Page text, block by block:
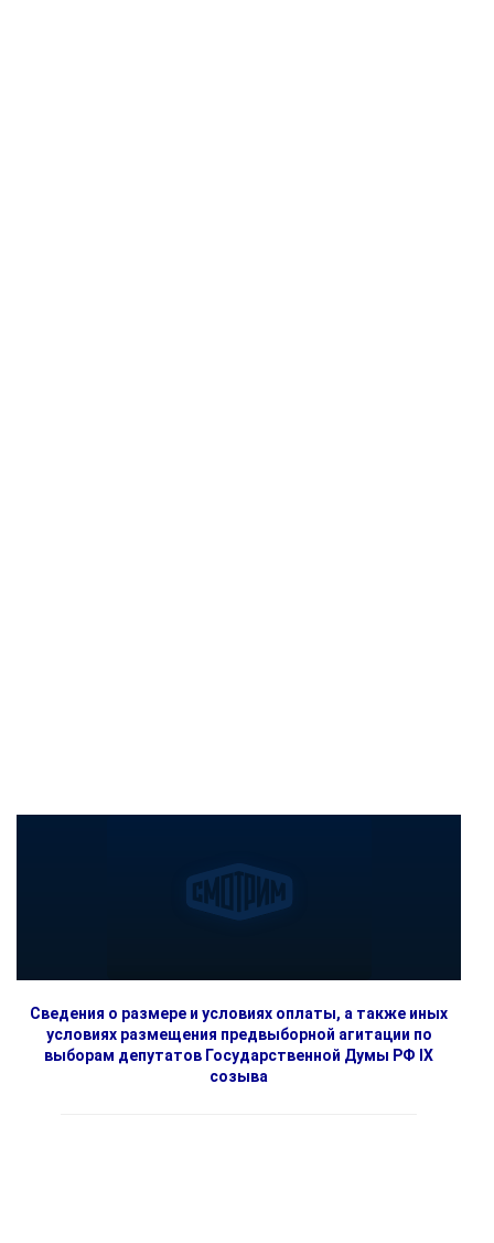
Сведения о размере и условиях оплаты, а также иных
условиях размещения предвыборной агитации по
выборам депутатов Государственной Думы РФ IX
созыва